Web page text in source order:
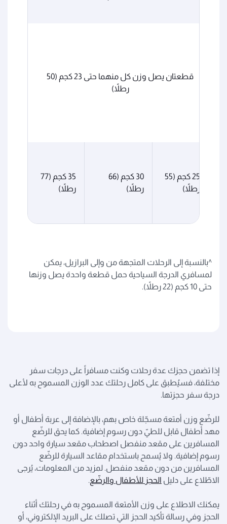
قطعتان يصل وزن كل منهما حتى 23 كجم (50
رطلاً)
25 كجم (55
رطلاً)
30 كجم (66
رطلاً)
35 كجم (77
رطلاً)
^بالنسبة إلى الرحلات المتجهة من وإلى البرازيل، يمكن
لمسافري الدرجة السياحية حمل قطعة واحدة يصل وزنها
حتى 10 كجم (22 رطلاً).
إذا تضمن حجزك عدة رحلات وكنت مسافراً على درجات سفر
مختلفة، فسيُطبق على كامل رحلتك عدد الوزن المسموح به لأعلى
درجة سفر حجزتها.
للرضّع وزن أمتعة مسجّلة خاص بهم، بالإضافة إلى عربة أطفال أو
مهد أطفال قابل للطيّ دون رسوم إضافية. كما يحق للرضّع
المسافرين على مقعد منفصل اصطحاب مقعد سيارة واحد دون
رسوم إضافية. ولا يُسمح باستخدام مقاعد السيارة للرضّع
المسافرين من دون مقعد منفصل. لمزيد من المعلومات، يُرجى
الاطّلاع على دليل الحجز للأطفال والرضّع.
يمكنك الاطلاع على وزن الأمتعة المسموح به في رحلتك أثناء
الحجز وفي رسالة تأكيد الحجز التي تصلك على البريد الإلكتروني، أو